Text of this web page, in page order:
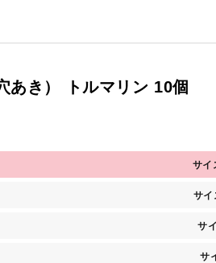
あき） トルマリン 10個
サイ
サイ
サ
サ